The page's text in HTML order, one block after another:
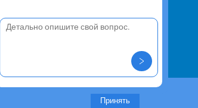
Принять
Правило cookie
предложение